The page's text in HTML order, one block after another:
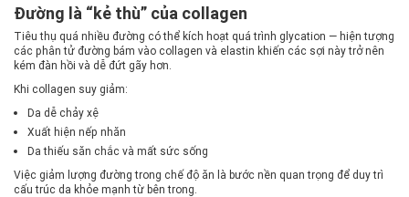
Đường là “kẻ thù” của collagen
Tiêu thụ quá nhiều đường có thể kích hoạt quá trình glycation — hiện tượng
các phân tử đường bám vào collagen và elastin khiến các sợi này trở nên
kém đàn hồi và dễ đứt gãy hơn.
Khi collagen suy giảm:
Da dễ chảy xệ
Xuất hiện nếp nhăn
Da thiếu săn chắc và mất sức sống
Việc giảm lượng đường trong chế độ ăn là bước nền quan trọng để duy trì
cấu trúc da khỏe mạnh từ bên trong.